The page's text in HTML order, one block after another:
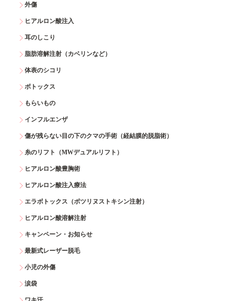
外傷
ヒアルロン酸注入
耳のしこり
脂肪溶解注射（カベリンなど）
体表のシコリ
ボトックス
もらいもの
インフルエンザ
傷が残らない目の下のクマの手術（経結膜的脱脂術）
糸のリフト（MWデュアルリフト）
ヒアルロン酸豊胸術
ヒアルロン酸注入療法
エラボトックス（ボツリヌストキシン注射）
ヒアルロン酸溶解注射
キャンペーン・お知らせ
最新式レーザー脱毛
小児の外傷
涙袋